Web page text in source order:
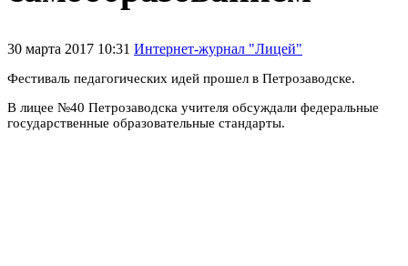
30 марта 2017 10:31 Интернет-журнал "Лицей"
Фестиваль педагогических идей прошел в Петрозаводске.
В лицее №40 Петрозаводска учителя обсуждали федеральные
государственные образовательные стандарты.